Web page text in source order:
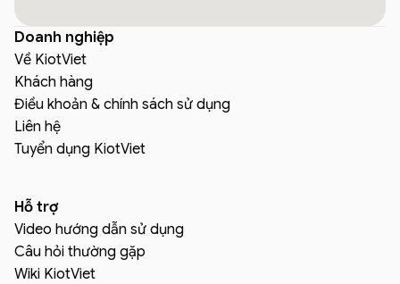
Doanh nghiệp
Về KiotViet
Khách hàng
Điều khoản & chính sách sử dụng
Liên hệ
Tuyển dụng KiotViet
Hỗ trợ
Video hướng dẫn sử dụng
Câu hỏi thường gặp
Wiki KiotViet